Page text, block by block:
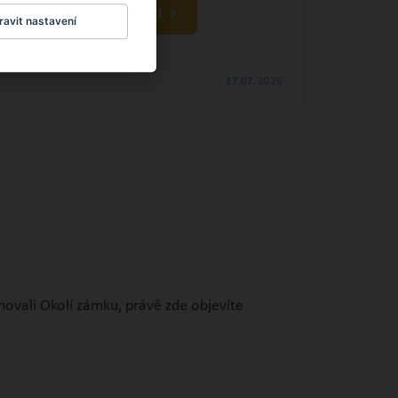
OBJEVTE NOVÉ VĚCI
Okolí zámku, právě zde objevíte
nastavení